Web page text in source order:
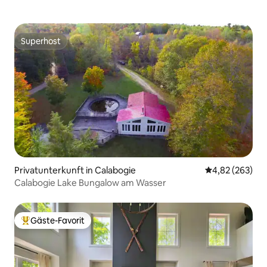
Superhost
Superhost
Privatunterkunft in Calabogie
4,82 (263)
Calabogie Lake Bungalow am Wasser
Beliebter Gäste-Favorit.
Gäste-Favorit